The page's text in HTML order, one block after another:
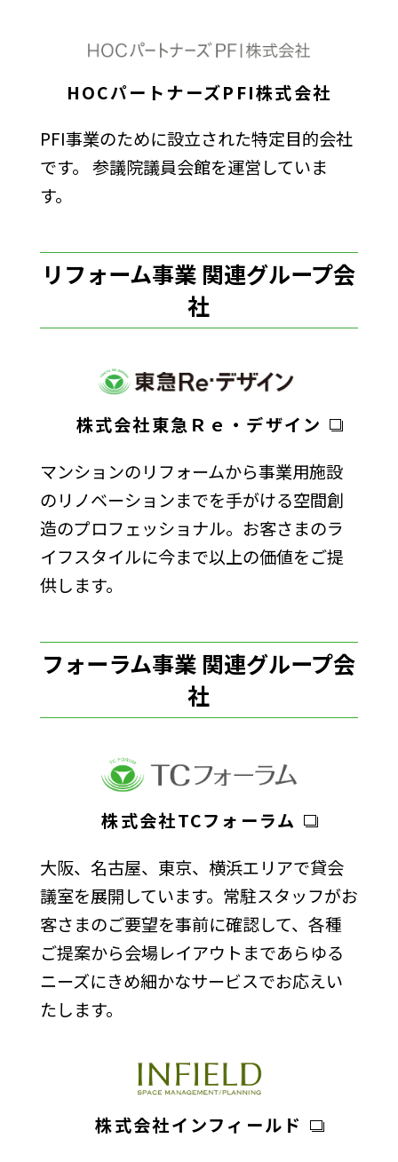
HOCパートナーズPFI株式会社
PFI事業のために設立された特定目的会社
です。 参議院議員会館を運営していま
す。
リフォーム事業 関連グループ会
社
株式会社東急Ｒｅ・デザイン
マンションのリフォームから事業用施設
のリノベーションまでを手がける空間創
造のプロフェッショナル。お客さまのラ
イフスタイルに今まで以上の価値をご提
供します。
フォーラム事業 関連グループ会
社
株式会社TCフォーラム
大阪、名古屋、東京、横浜エリアで貸会
議室を展開しています。常駐スタッフがお
客さまのご要望を事前に確認して、各種
ご提案から会場レイアウトまであらゆる
ニーズにきめ細かなサービスでお応えい
たします。
株式会社インフィールド